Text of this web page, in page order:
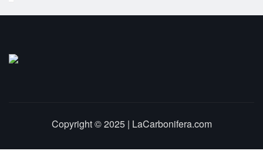
Copyright © 2025 | LaCarbonifera.com